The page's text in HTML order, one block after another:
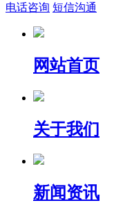
电话咨询 短信沟通
网站首页
关于我们
新闻资讯